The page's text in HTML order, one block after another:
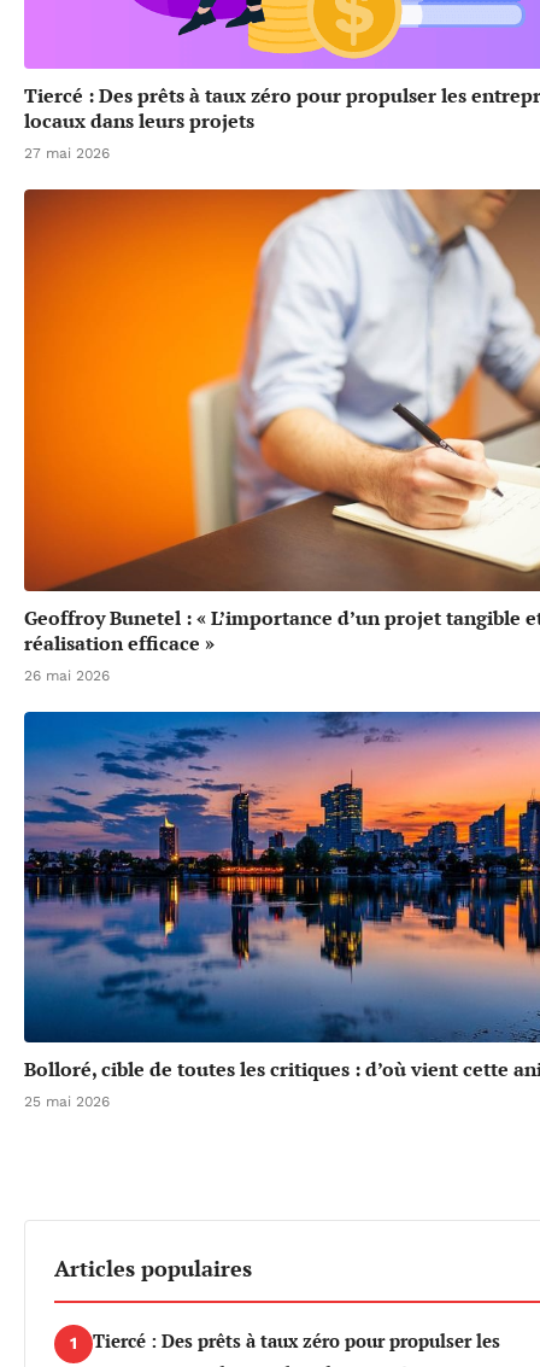
Tiercé : Des prêts à taux zéro pour propulser les
locaux dans leurs projets
27 mai 2026
Geoffroy Bunetel : « L’importance d’un projet tangible
réalisation efficace »
26 mai 2026
Bolloré, cible de toutes les critiques : d’où vient cette
25 mai 2026
Articles populaires
1
Tiercé : Des prêts à taux zéro pour propulser les